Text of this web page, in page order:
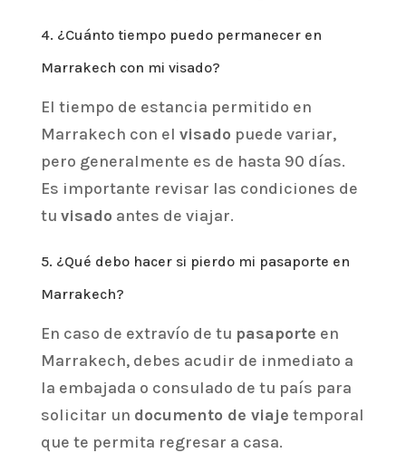
4. ¿Cuánto tiempo puedo permanecer en
Marrakech con mi visado?
El tiempo de estancia permitido en
Marrakech con el visado puede variar,
pero generalmente es de hasta 90 días.
Es importante revisar las condiciones de
tu visado antes de viajar.
5. ¿Qué debo hacer si pierdo mi pasaporte en
Marrakech?
En caso de extravío de tu pasaporte en
Marrakech, debes acudir de inmediato a
la embajada o consulado de tu país para
solicitar un documento de viaje temporal
que te permita regresar a casa.